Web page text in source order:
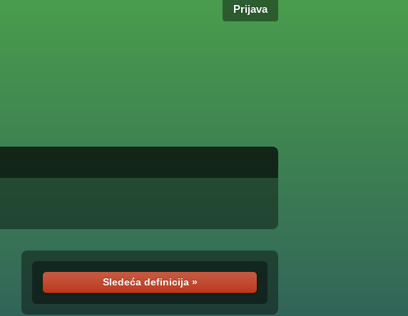
Prijava
Sledeća definicija »